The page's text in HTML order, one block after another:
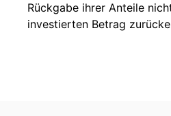
Rückgabe ihrer Anteile
investierten Betrag